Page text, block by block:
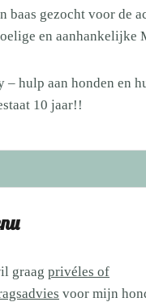
baas gezocht voor de
en aanhankelijke
– hulp aan honden en
10 jaar!!
graag privéles of
voor mijn